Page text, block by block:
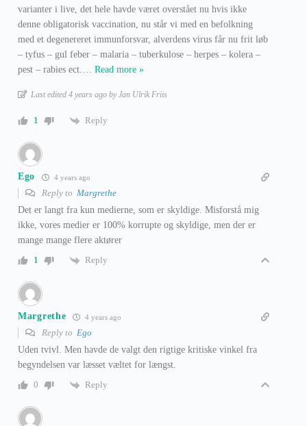
varianter i live, det hele havde været overstået nu hvis ikke
denne obligatorisk vaccination, nu står vi med en befolkning
med et degenereret immunforsvar, alverdens virus får nu frit løb
– tyfus – gul feber – malaria – tuberkulose – herpes – kolera –
pest – rabies ect.
Read more »
Last edited 4 years ago by Jan Ulrik Friis
1 Reply
Ego 4 years ago
Reply to Margrethe
Det er langt fra kun medierne, som er skyldige. Misforstå mig
ikke, vores medier er 100% korrupte og skyldige, men der er
mange mange flere aktører
1
Reply
Margrethe 4 years ago
Reply to Ego
Uden tvivl. Men havde de valgt den rigtige kritiske vinkel fra
begyndelsen var læsset væltet for længst.
0
Reply